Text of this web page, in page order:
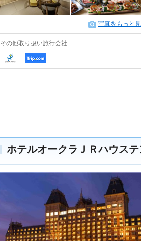
写真をもっと
その他取り扱い旅行会社
ホテルオークラＪＲハウス